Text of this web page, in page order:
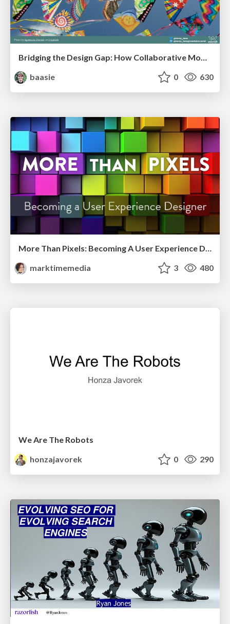
Bridging the Design Gap: How Collaborative Modelling removes blockers to flow between stakeholders and teams @FastFlow conf
baasie
0 630
More Than Pixels: Becoming A User Experience Designer
marktimemedia
3 480
We Are The Robots
honzajavorek
0 290